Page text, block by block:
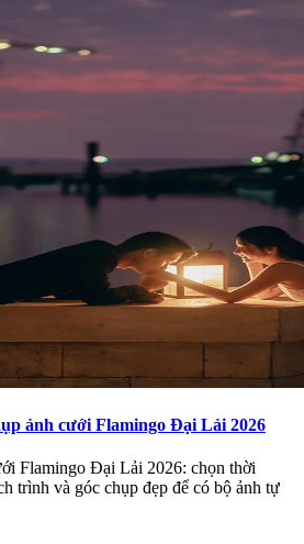
ảnh cưới Flamingo Đại Lải 2026
Flamingo Đại Lải 2026: chọn thời
trình và góc chụp đẹp để có bộ ảnh tự